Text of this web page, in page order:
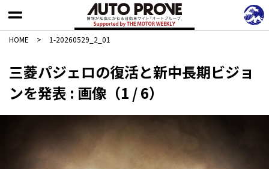
HOME > 1-20260529_2_01
三菱パジェロの復活と新中長期ビジョ
ンを発表 : 画像（1 / 6）